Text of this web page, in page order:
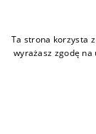
Ta strona korzysta
wyrażasz zgodę